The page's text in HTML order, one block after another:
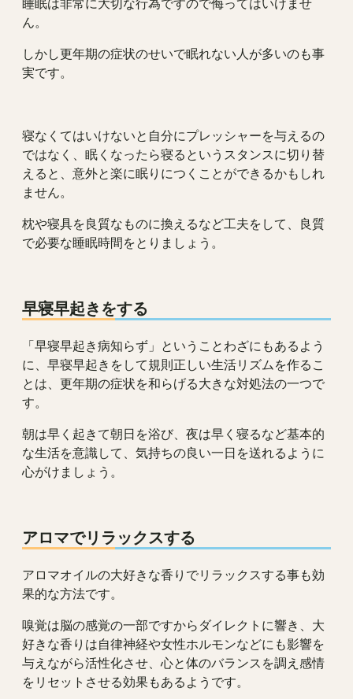
睡眠は非常に大切な行為ですので侮ってはいけませ
ん。
しかし更年期の症状のせいで眠れない人が多いのも事
実です。
寝なくてはいけないと自分にプレッシャーを与えるの
ではなく、眠くなったら寝るというスタンスに切り替
えると、意外と楽に眠りにつくことができるかもしれ
ません。
枕や寝具を良質なものに換えるなど工夫をして、良質
で必要な睡眠時間をとりましょう。
早寝早起きをする
「早寝早起き病知らず」ということわざにもあるよう
に、早寝早起きをして規則正しい生活リズムを作るこ
とは、更年期の症状を和らげる大きな対処法の一つで
す。
朝は早く起きて朝日を浴び、夜は早く寝るなど基本的
な生活を意識して、気持ちの良い一日を送れるように
心がけましょう。
アロマでリラックスする
アロマオイルの大好きな香りでリラックスする事も効
果的な方法です。
嗅覚は脳の感覚の一部ですからダイレクトに響き、大
好きな香りは自律神経や女性ホルモンなどにも影響を
与えながら活性化させ、心と体のバランスを調え感情
をリセットさせる効果もあるようです。